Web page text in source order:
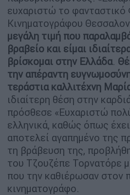
ευχαριστώ το φανταστικό
Κινηματογράφου
μεγάλη τιμή που
βραβείο και είμαι
βρίσκομαι στην Ελλάδα.
την απέραντη
τεράστια καλλιτέχνη
ιδιαίτερη θέση στην
πρόσθεσε «Ευχαριστώ
ελληνικά, καθώς όπως
αποτελεί αγαπημένο της
τη βράβευση της,
του Tζουζέπε Τορνατόρε
που την καθιέρωσαν στον
κινηματογράφο.